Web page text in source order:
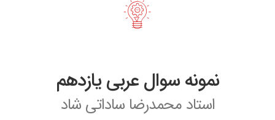
نمونه سوال عربی یازدهم
استاد محمدرضا ساداتی شاد